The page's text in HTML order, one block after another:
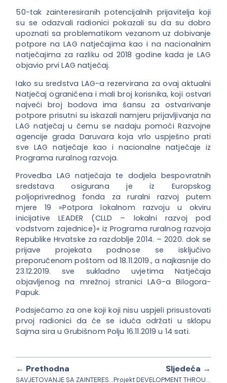
50-tak zainteresiranih potencijalnih prijavitelja koji
su se odazvali radionici pokazali su da su dobro
upoznati sa problematikom vezanom uz dobivanje
potpore na LAG natječajima kao i na nacionalnim
natječajima za razliku od 2018 godine kada je LAG
objavio prvi LAG natječaj.
Iako su sredstva LAG-a rezervirana za ovaj aktualni
Natječaj ograničena i mali broj korisnika, koji ostvari
najveći broj bodova ima šansu za ostvarivanje
potpore prisutni su iskazali namjeru prijavljivanja na
LAG natječaj u čemu se nadaju pomoći Razvojne
agencije grada Daruvara koja vrlo uspješno prati
sve LAG natječaje kao i nacionalne natječaje iz
Programa ruralnog razvoja.
Provedba LAG natječaja te dodjela bespovratnih
sredstava osigurana je iz Europskog
poljoprivrednog fonda za ruralni razvoj putem
mjere 19 »Potpora lokalnom razvoju u okviru
inicijative LEADER (CLLD – lokalni razvoj pod
vodstvom zajednice)« iz Programa ruralnog razvoja
Republike Hrvatske za razdoblje 2014. – 2020. dok se
prijave projekata podnose se isključivo
preporučenom poštom od 18.11.2019., a najkasnije do
23.12.2019. sve sukladno uvjetima Natječaja
objavljenog na mrežnoj stranici LAG-a Bilogora-
Papuk.
Podsjećamo za one koji koji nisu uspjeli prisustovati
prvoj radionici da će se iduća održati u sklopu
Sajma sira u Grubišnom Polju 16.11.2019 u 14 sati.
← Prethodna
SAVJETOVANJE SA ZAINTERESIRANOM JAVNOŠĆU: PRORAČUN GRADA DARUVARA ZA 2020. G. I PROJEKCIJE ZA 2020. I 2021. G.
Sljedeća →
Projekt DEVELOPMENT THROUGH DIHS